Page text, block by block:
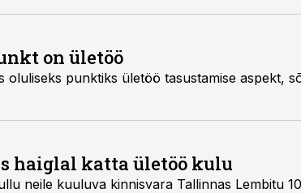
on ületöö
oluliseks punktiks ületöö tasustamise aspekt,
haiglal katta ületöö kulu
neile kuuluva kinnisvara Tallinnas Lembitu